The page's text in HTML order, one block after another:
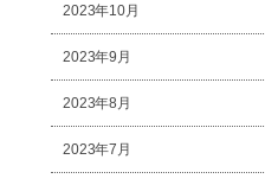
2023年10月
2023年9月
2023年8月
2023年7月